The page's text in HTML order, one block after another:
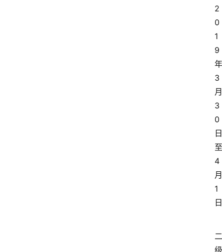
2
0
1
9
年
3
月
3
0
日
至
4
月
1
日
二
级